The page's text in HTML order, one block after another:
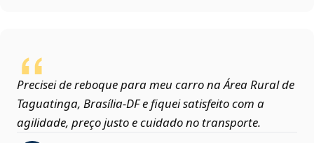
Precisei de reboque para meu carro na Área Rural de
Taguatinga, Brasília‑DF e fiquei satisfeito com a
agilidade, preço justo e cuidado no transporte.